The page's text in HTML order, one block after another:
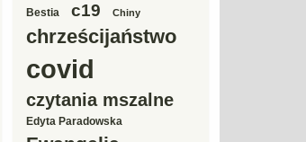
Bestia c19 Chiny
chrześcijaństwo
covid
czytania mszalne
Edyta Paradowska